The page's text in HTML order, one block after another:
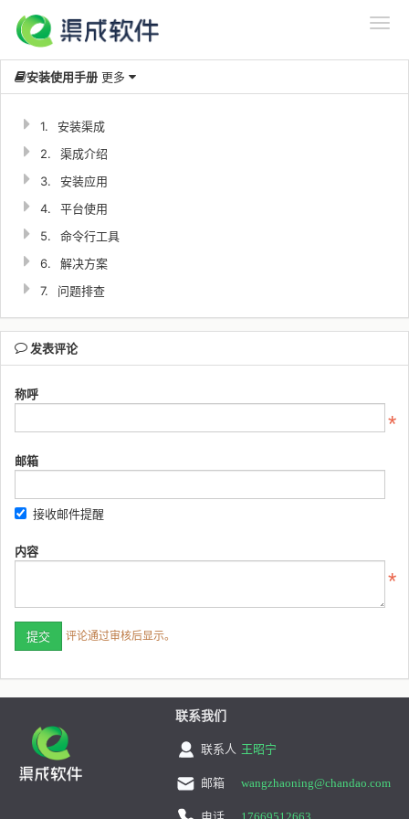
安装使用手册 更多
1.
安装渠成
2.
渠成介绍
3.
安装应用
4.
平台使用
5.
命令行工具
6.
解决方案
7.
问题排查
发表评论
称呼
邮箱
接收邮件提醒
内容
评论通过审核后显示。
联系我们
联系人 王昭宁
邮箱 wangzhaoning@chandao.com
电话 17669512663